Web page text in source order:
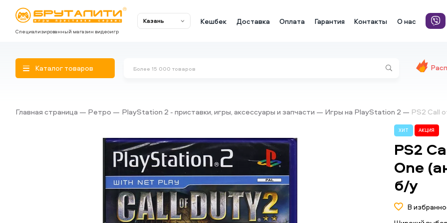
Специализированный магазин видеоигр
Казань Кешбек Доставка Оплата Гарантия Контакты О нас
Каталог товаров
Главная страница Ретро PlayStation 2 - приставки, игры, аксессуары и запчасти Игры на PlayStation 2 PS2 Call
ХИТ АКЦИЯ
PS2
One
б/у
В